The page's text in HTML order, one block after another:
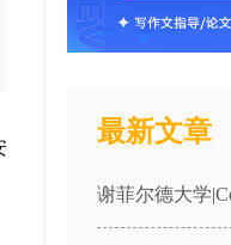
最新文章